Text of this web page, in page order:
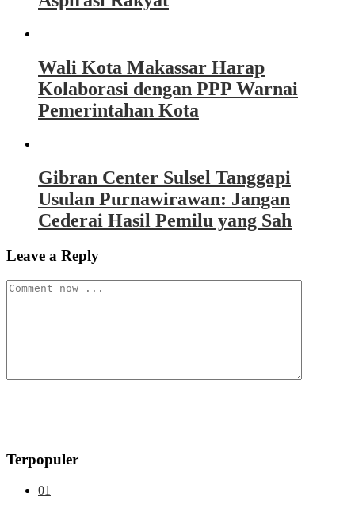
Wali Kota Makassar Harap
Kolaborasi dengan PPP Warnai
Pemerintahan Kota
Gibran Center Sulsel Tanggapi
Usulan Purnawirawan: Jangan
Cederai Hasil Pemilu yang Sah
Leave a Reply
Terpopuler
01